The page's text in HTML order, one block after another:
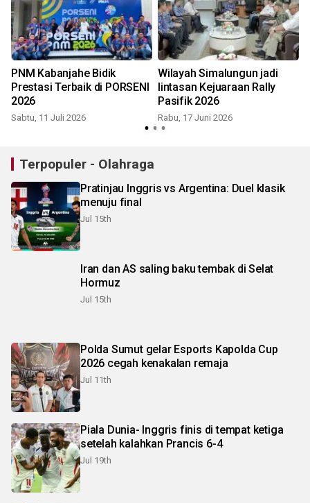
PNM Kabanjahe Bidik
Prestasi Terbaik di PORSENI
2026
Sabtu, 11 Juli 2026
Wilayah Simalungun jadi
lintasan Kejuaraan Rally
Pasifik 2026
Rabu, 17 Juni 2026
Terpopuler - Olahraga
Pratinjau Inggris vs Argentina: Duel klasik
menuju final
Jul 15th
Iran dan AS saling baku tembak di Selat
Hormuz
Jul 15th
Polda Sumut gelar Esports Kapolda Cup
2026 cegah kenakalan remaja
Jul 11th
Piala Dunia- Inggris finis di tempat ketiga
setelah kalahkan Prancis 6-4
Jul 19th